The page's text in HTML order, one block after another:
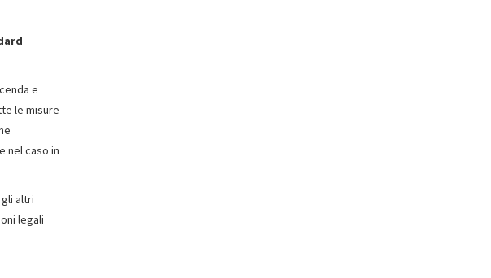
e
le misure
nel caso in
altri
legali